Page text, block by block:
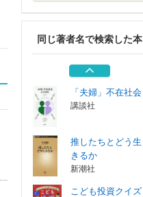
同じ著者名で検索した本
高校生と考えるＡ
Ｉ時代の学びの力
左右社
「夫婦」不在社会
講談社
推したちとどう生
きるか
新潮社
こども投資クイズ